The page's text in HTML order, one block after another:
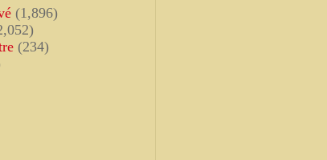
(1,896)
(234)